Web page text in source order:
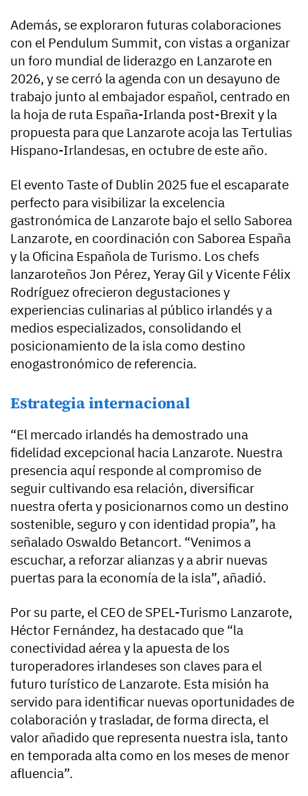
Además, se exploraron futuras colaboraciones
con el Pendulum Summit, con vistas a organizar
un foro mundial de liderazgo en Lanzarote en
2026, y se cerró la agenda con un desayuno de
trabajo junto al embajador español, centrado en
la hoja de ruta España-Irlanda post-Brexit y la
propuesta para que Lanzarote acoja las Tertulias
Hispano-Irlandesas, en octubre de este año.
El evento Taste of Dublin 2025 fue el escaparate
perfecto para visibilizar la excelencia
gastronómica de Lanzarote bajo el sello Saborea
Lanzarote, en coordinación con Saborea España
y la Oficina Española de Turismo. Los chefs
lanzaroteños Jon Pérez, Yeray Gil y Vicente Félix
Rodríguez ofrecieron degustaciones y
experiencias culinarias al público irlandés y a
medios especializados, consolidando el
posicionamiento de la isla como destino
enogastronómico de referencia.
Estrategia internacional
“El mercado irlandés ha demostrado una
fidelidad excepcional hacia Lanzarote. Nuestra
presencia aquí responde al compromiso de
seguir cultivando esa relación, diversificar
nuestra oferta y posicionarnos como un destino
sostenible, seguro y con identidad propia”, ha
señalado Oswaldo Betancort. “Venimos a
escuchar, a reforzar alianzas y a abrir nuevas
puertas para la economía de la isla”, añadió.
Por su parte, el CEO de SPEL-Turismo Lanzarote,
Héctor Fernández, ha destacado que “la
conectividad aérea y la apuesta de los
turoperadores irlandeses son claves para el
futuro turístico de Lanzarote. Esta misión ha
servido para identificar nuevas oportunidades de
colaboración y trasladar, de forma directa, el
valor añadido que representa nuestra isla, tanto
en temporada alta como en los meses de menor
afluencia”.